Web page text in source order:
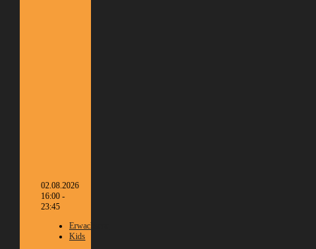
02.08.2026
16:00 -
23:45
Erwachsene
Kids